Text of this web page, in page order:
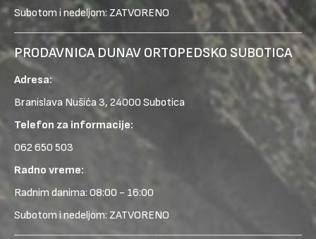
Subotom i nedeljom: ZATVORENO
PRODAVNICA DUNAV ORTOPEDSKO SUBOTICA
Adresa:
Branislava Nušića 3, 24000 Subotica
Telefon za informacije:
062 650 503
Radno vreme:
Radnim danima: 08:00 - 16:00
Subotom i nedeljom: ZATVORENO